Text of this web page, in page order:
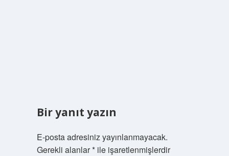
Bir yanıt yazın
E-posta adresiniz yayınlanmayacak.
Gerekli alanlar*ile işaretlenmişlerdir